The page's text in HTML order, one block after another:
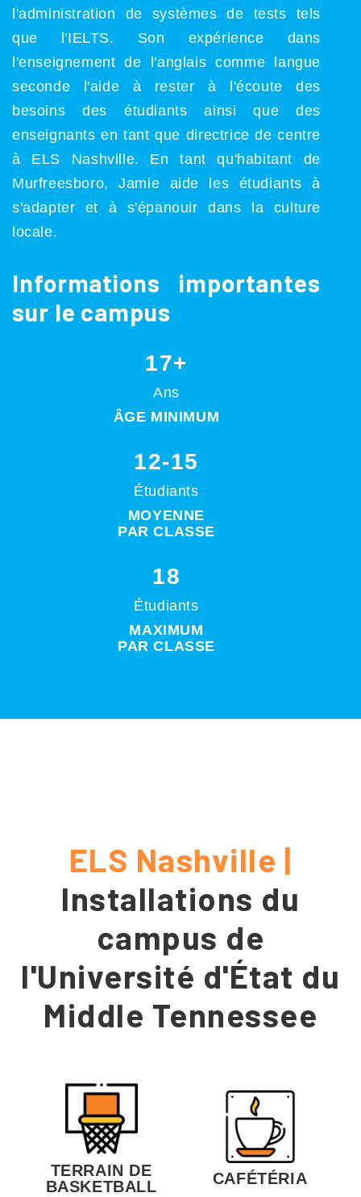
l'administration de systèmes de tests tels
que l'IELTS. Son expérience dans
l'enseignement de l'anglais comme langue
seconde l'aide à rester à l'écoute des
besoins des étudiants ainsi que des
enseignants en tant que directrice de centre
à ELS Nashville. En tant qu'habitant de
Murfreesboro, Jamie aide les étudiants à
s'adapter et à s'épanouir dans la culture
locale.
Informations importantes
sur le campus
17+
Ans
ÂGE MINIMUM
12-15
Étudiants
MOYENNE
PAR CLASSE
18
Étudiants
MAXIMUM
PAR CLASSE
ELS Nashville |
Installations du
campus de
l'Université d'État du
Middle Tennessee
TERRAIN DE
BASKETBALL
CAFÉTÉRIA